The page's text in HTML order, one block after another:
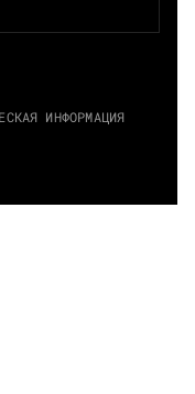
ИНФОРМАЦИЯ